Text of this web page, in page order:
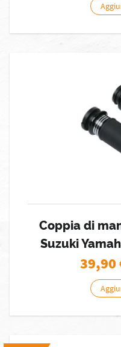
Coppia di
Suzuki
39,90